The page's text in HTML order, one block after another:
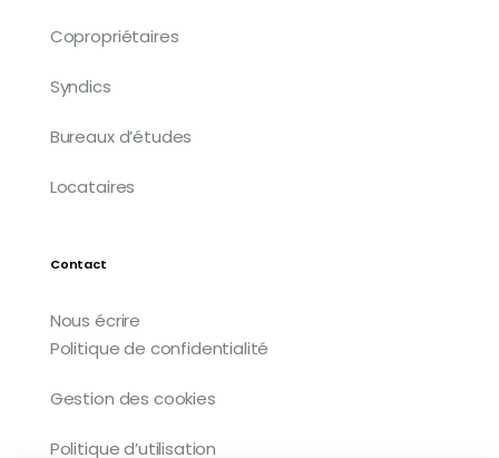
Copropriétaires
Syndics
Bureaux d’études
Locataires
Contact
Nous écrire
Politique de confidentialité
Gestion des cookies
Politique d’utilisation